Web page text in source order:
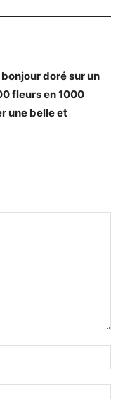
bonjour doré sur un
fleurs en 1000
une belle et